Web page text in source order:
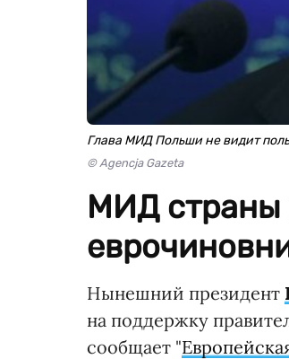
Глава МИД Польши не видит
© Agencja Gazeta
МИД страны
Нынешний президент
на поддержку
сообщает "